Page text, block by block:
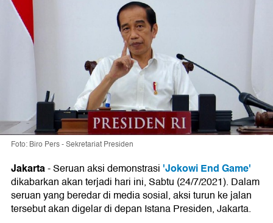
Foto: Biro Pers - Sekretariat Presiden
Jakarta-Seruan aksi demonstrasi'Jokowi End Game'
dikabarkan akan terjadi hari ini, Sabtu (24/7/2021). Dalam
seruan yang beredar di media sosial, aksi turun ke jalan
tersebut akan digelar di depan Istana Presiden, Jakarta.